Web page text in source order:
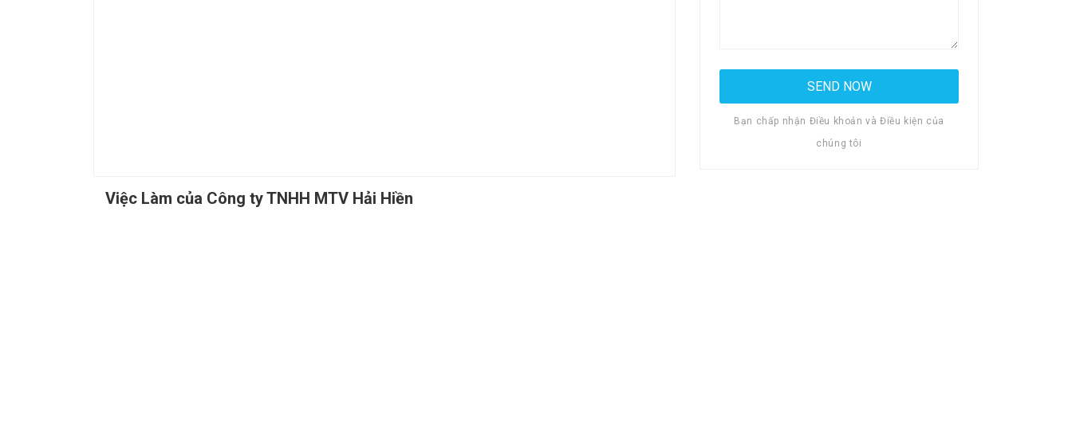
Việc Làm của Công ty TNHH MTV Hải Hiền
Bạn chấp nhận Điều khoản và Điều kiện của
chúng tôi